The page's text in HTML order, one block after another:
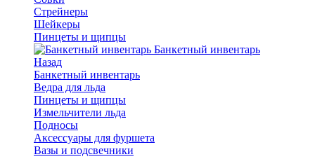
Стрейнеры
Шейкеры
Пинцеты и щипцы
Банкетный инвентарь
Назад
Банкетный инвентарь
Ведра для льда
Пинцеты и щипцы
Измельчители льда
Подносы
Аксессуары для фуршета
Вазы и подсвечники